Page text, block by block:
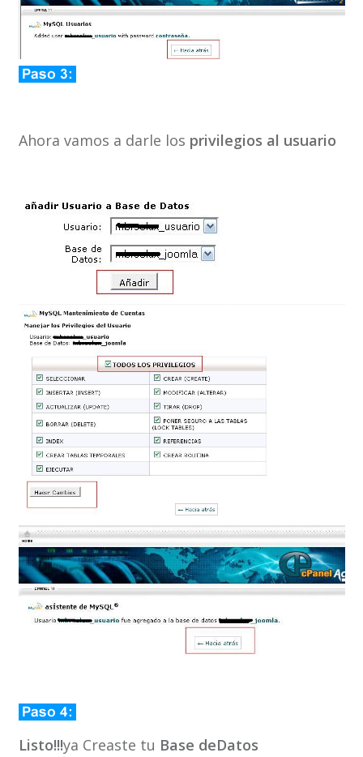
Ahora vamos a darle los privilegios al usuario
Listo!!!ya Creaste tu Base deDatos